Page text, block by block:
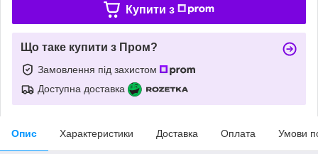
Купити з
Що таке купити з Пром?
Замовлення під захистом
Доступна доставка
Опис Характеристики Доставка Оплата Умови